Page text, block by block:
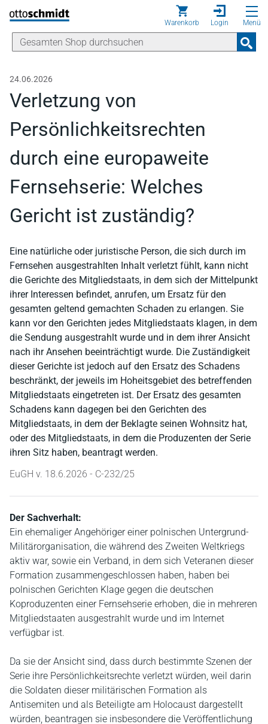
Direkt zum Inhalt
Warenkorb Login Menü
24.06.2026
Verletzung von
Persönlichkeitsrechten
durch eine europaweite
Fernsehserie: Welches
Gericht ist zuständig?
Eine natürliche oder juristische Person, die sich durch im
Fernsehen ausgestrahlten Inhalt verletzt fühlt, kann nicht
die Gerichte des Mitgliedstaats, in dem sich der Mittelpunkt
ihrer Interessen befindet, anrufen, um Ersatz für den
gesamten geltend gemachten Schaden zu erlangen. Sie
kann vor den Gerichten jedes Mitgliedstaats klagen, in dem
die Sendung ausgestrahlt wurde und in dem ihrer Ansicht
nach ihr Ansehen beeinträchtigt wurde. Die Zuständigkeit
dieser Gerichte ist jedoch auf den Ersatz des Schadens
beschränkt, der jeweils im Hoheitsgebiet des betreffenden
Mitgliedstaats eingetreten ist. Der Ersatz des gesamten
Schadens kann dagegen bei den Gerichten des
Mitgliedstaats, in dem der Beklagte seinen Wohnsitz hat,
oder des Mitgliedstaats, in dem die Produzenten der Serie
ihren Sitz haben, beantragt werden.
EuGH v. 18.6.2026 - C-232/25
Der Sachverhalt:
Ein ehemaliger Angehöriger einer polnischen Untergrund-
Militärorganisation, die während des Zweiten Weltkriegs
aktiv war, sowie ein Verband, in dem sich Veteranen dieser
Formation zusammengeschlossen haben, haben bei
polnischen Gerichten Klage gegen die deutschen
Koproduzenten einer Fernsehserie erhoben, die in mehreren
Mitgliedstaaten ausgestrahlt wurde und im Internet
verfügbar ist.
Da sie der Ansicht sind, dass durch bestimmte Szenen der
Serie ihre Persönlichkeitsrechte verletzt würden, weil darin
die Soldaten dieser militärischen Formation als
Antisemiten und als Beteiligte am Holocaust dargestellt
würden, beantragen sie insbesondere die Veröffentlichung